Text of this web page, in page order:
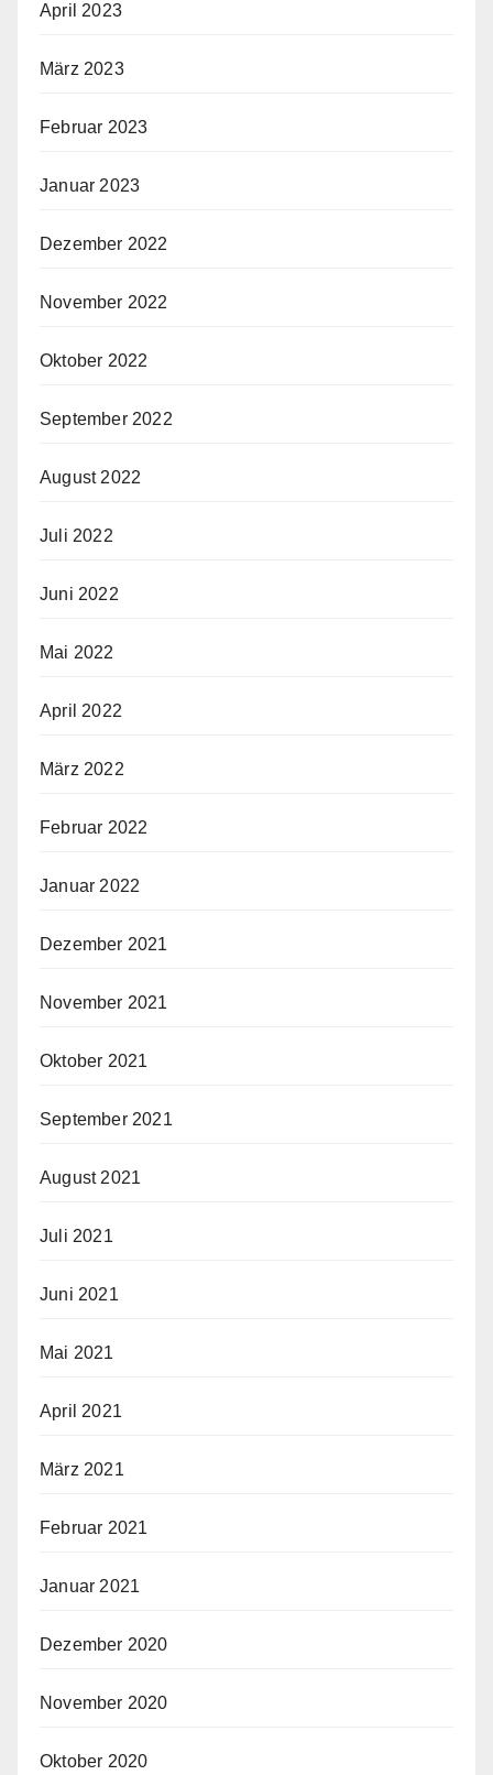
April 2023
März 2023
Februar 2023
Januar 2023
Dezember 2022
November 2022
Oktober 2022
September 2022
August 2022
Juli 2022
Juni 2022
Mai 2022
April 2022
März 2022
Februar 2022
Januar 2022
Dezember 2021
November 2021
Oktober 2021
September 2021
August 2021
Juli 2021
Juni 2021
Mai 2021
April 2021
März 2021
Februar 2021
Januar 2021
Dezember 2020
November 2020
Oktober 2020